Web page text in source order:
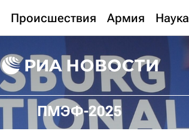
Происшествия Армия Наука
ПМЭФ-2025